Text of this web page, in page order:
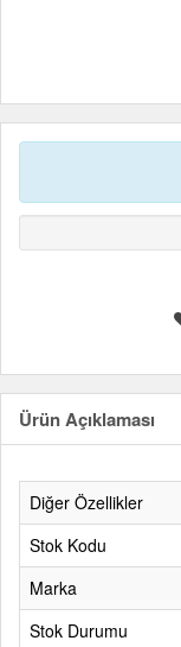
Ürün Açıklaması
Diğer Özellikler
Stok Kodu
Marka
Stok Durumu